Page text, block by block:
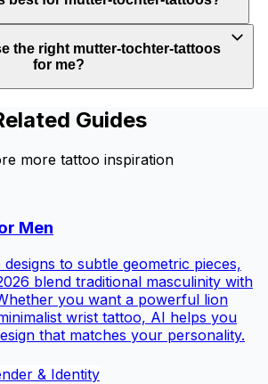
the right mutter-tochter-tattoos
for me?
Guides
more tattoo inspiration
Men
to subtle geometric pieces,
blend traditional masculinity with
you want a powerful lion
wrist tattoo, AI helps you
that matches your personality.
& Identity